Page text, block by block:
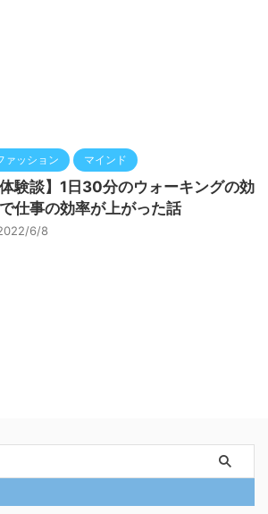
ァッション マインド
体験談】1日30分のウォーキングの効
仕事の効率が上がった話
6/8